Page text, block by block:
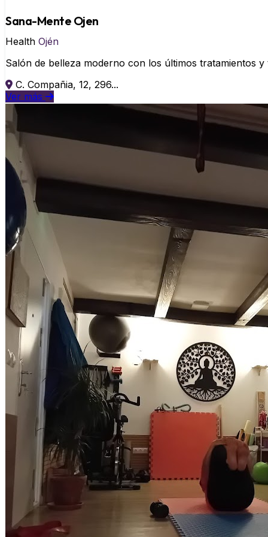
Sana-Mente Ojen
Health Ojén
Salón de belleza moderno con los últimos tratamientos
C. Compañia, 12, 296...
Ver más